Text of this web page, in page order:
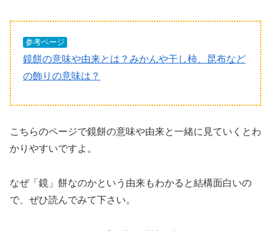
参考ページ
鏡餅の意味や由来とは？みかんや干し柿、昆布など
の飾りの意味は？
こちらのページで鏡餅の意味や由来と一緒に見ていくとわ
かりやすいですよ。
なぜ「鏡」餅なのかという由来もわかると結構面白いの
で、ぜひ読んでみて下さい。